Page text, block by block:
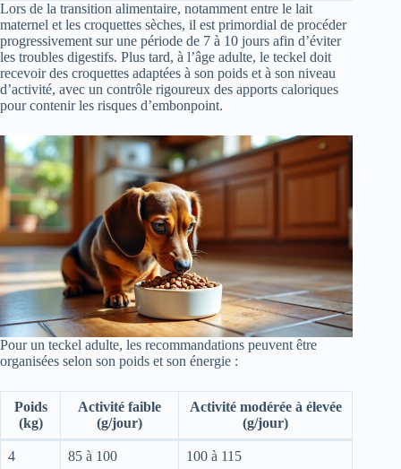
Lors de la transition alimentaire, notamment entre le lait
maternel et les croquettes sèches, il est primordial de procéder
progressivement sur une période de 7 à 10 jours afin d’éviter
les troubles digestifs. Plus tard, à l’âge adulte, le teckel doit
recevoir des croquettes adaptées à son poids et à son niveau
d’activité, avec un contrôle rigoureux des apports caloriques
pour contenir les risques d’embonpoint.
Pour un teckel adulte, les recommandations peuvent être
organisées selon son poids et son énergie :
Poids
(kg)
Activité faible
(g/jour)
Activité modérée à élevée
(g/jour)
4 85 à 100 100 à 115